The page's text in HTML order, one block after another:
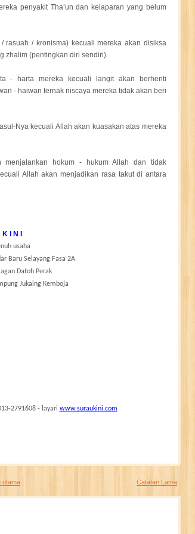
penyakit Tha’un dan kelaparan yang belum
rasuah / kronisma) kecuali mereka akan disiksa
zhalim (pentingkan diri sendiri).
- harta mereka kecuali langit akan berhenti
- haiwan ternak niscaya mereka tidak akan beri
Nya kecuali Allah akan kuasakan atas mereka
hokum - hukum Allah dan tidak
Allah akan menjadikan rasa takut di antara
I N I
usaha
Baru Selayang Fasa 2A
Datoh Perak
Jukaing Kemboja
2791608 - layari www.suraukini.com
Catatan Lama
utama